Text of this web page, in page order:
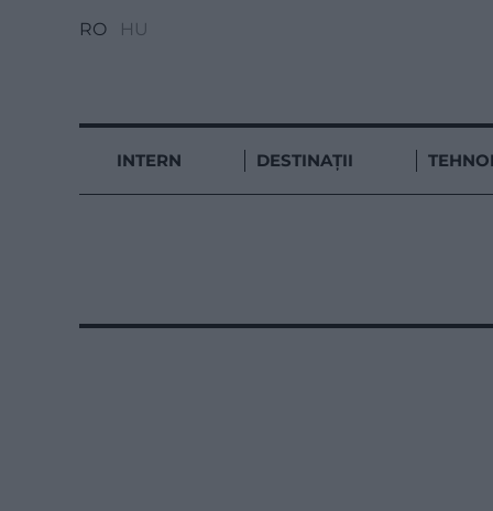
RO HU
INTERN DESTINAȚII